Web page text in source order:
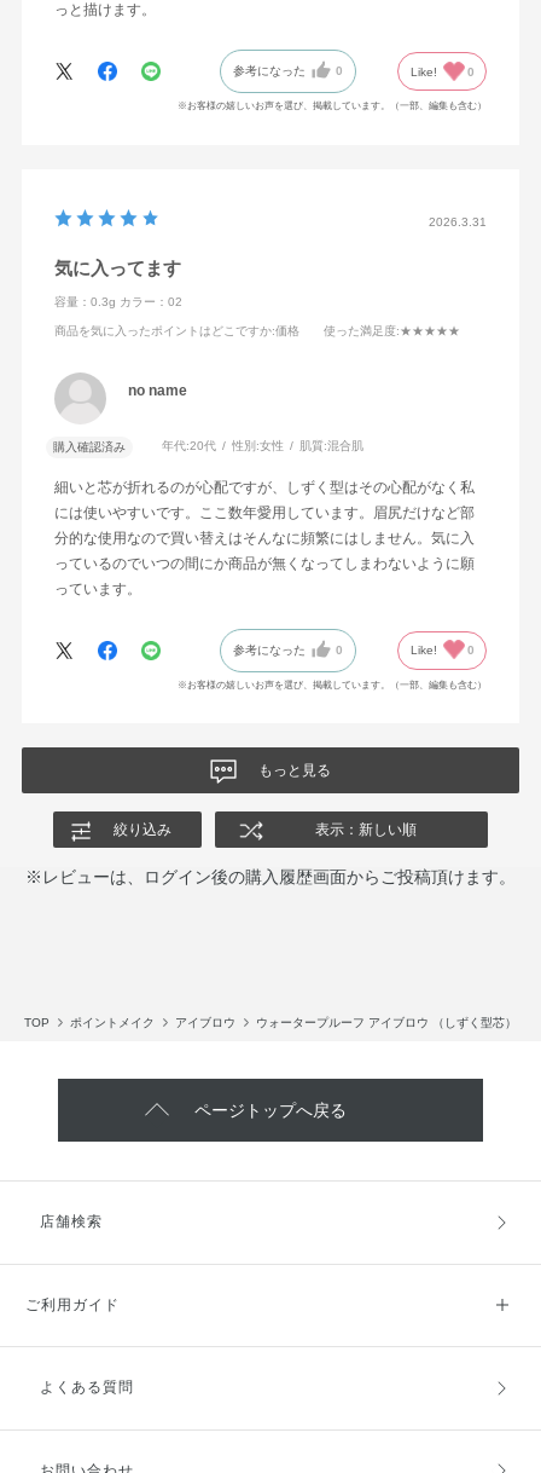
っと描けます。
参考になった 0 Like! 0
※お客様の嬉しいお声を選び、掲載しています。（一部、編集も含む）
2026.3.31
気に入ってます
容量：0.3g カラー：02
商品を気に入ったポイントはどこですか:価格 使った満足度:★★★★★
no name
購入確認済み 年代:20代 性別:女性 肌質:混合肌
細いと芯が折れるのが心配ですが、しずく型はその心配がなく私
には使いやすいです。ここ数年愛用しています。眉尻だけなど部
分的な使用なので買い替えはそんなに頻繁にはしません。気に入
っているのでいつの間にか商品が無くなってしまわないように願
っています。
参考になった 0 Like! 0
※お客様の嬉しいお声を選び、掲載しています。（一部、編集も含む）
もっと見る
絞り込み 表示：新しい順
※レビューは、ログイン後の購入履歴画面からご投稿頂けます。
TOP ポイントメイク アイブロウ ウォータープルーフ アイブロウ （しずく型芯）
ページトップへ戻る
店舗検索
ご利用ガイド
ご利用ガイドトップ
よくある質問